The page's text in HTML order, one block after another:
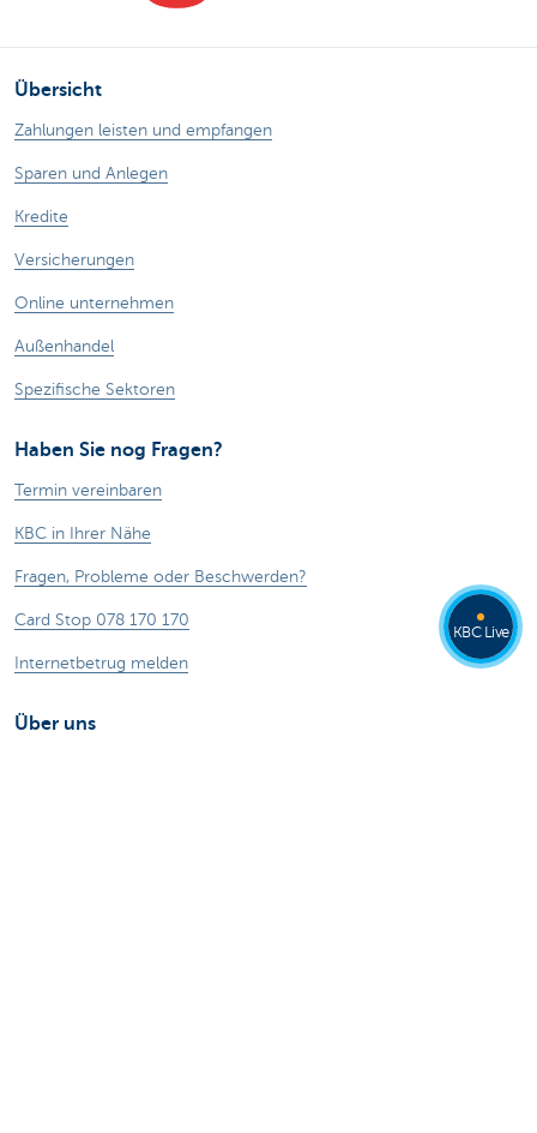
Übersicht
Zahlungen leisten und empfangen
Sparen und Anlegen
Kredite
Versicherungen
Online unternehmen
Außenhandel
Spezifische Sektoren
Haben Sie nog Fragen?
Termin vereinbaren
KBC in Ihrer Nähe
Fragen, Probleme oder Beschwerden?
Card Stop 078 170 170
Internetbetrug melden
Über uns
KBC Live